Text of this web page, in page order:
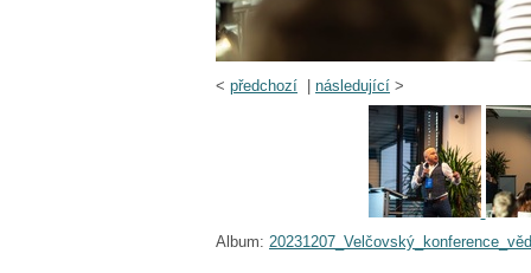
< předchozí následující >
Album: